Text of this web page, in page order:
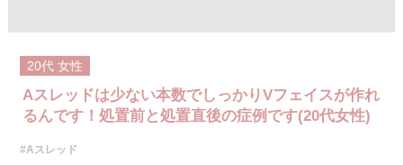
20代 女性
Aスレッドは少ない本数でしっかりVフェイスが作れ
るんです！処置前と処置直後の症例です(20代女性)
#Aスレッド